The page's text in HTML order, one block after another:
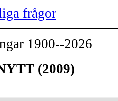
frågor
1900--2026
(2009)